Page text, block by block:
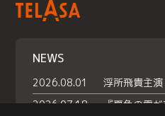
NEWS
2026.08.01
2026.07.18